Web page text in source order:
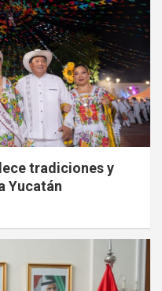
tradiciones y
Yucatán